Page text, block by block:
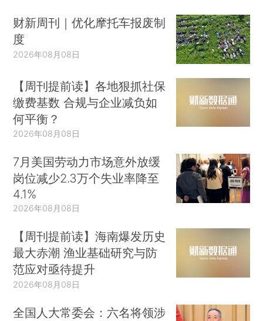
财新周刊｜优化摩托车报废制
度
2026年08月08日
【周刊提前读】各地狠抓社保
缴费基数 合规与企业减负如
何平衡？
2026年08月08日
7月美国劳动力市场意外放缓
岗位减少2.3万个失业率降至
4.1%
2026年08月08日
【周刊提前读】海南爆发历史
最大赤潮 渔业基础研究与防
范应对亟待提升
2026年08月08日
全国人大常委会：六名将领涉